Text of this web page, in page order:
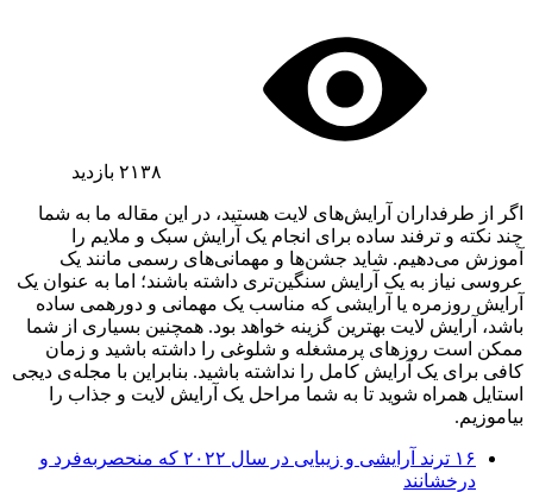
۲۱۳۸ بازدید
اگر از طرفداران آرایش‌های لایت هستید، در این مقاله ما به شما
چند نکته و ترفند ساده برای انجام یک آرایش سبک و ملایم را
آموزش می‌دهیم. شاید جشن‌ها و مهمانی‌های رسمی مانند یک
عروسی نیاز به یک آرایش سنگین‌تری داشته باشند؛ اما به عنوان یک
آرایش روزمره یا آرایشی که مناسب یک مهمانی و دورهمی ساده
باشد، آرایش لایت بهترین گزینه خواهد بود. همچنین بسیاری از شما
ممکن است روزهای پرمشغله و شلوغی را داشته باشید و زمان
کافی برای یک آرایش کامل را نداشته باشید. بنابراین با مجله‌ی دیجی
استایل همراه شوید تا به شما مراحل یک آرایش لایت و جذاب را
بیاموزیم.
۱۶ ترند آرایشی و زیبایی در سال ۲۰۲۲ که منحصربه‌فرد و
درخشانند